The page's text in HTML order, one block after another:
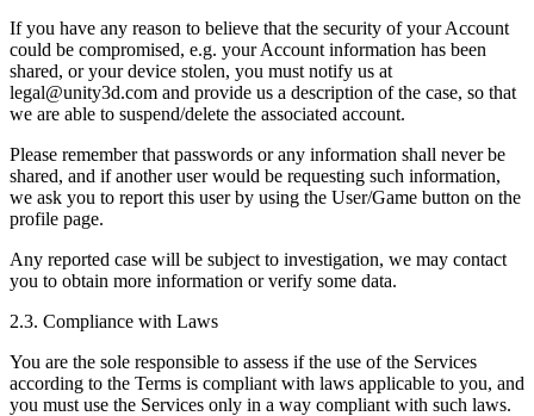
If you have any reason to believe that the security of your Account
could be compromised, e.g. your Account information has been
shared, or your device stolen, you must notify us at
legal@unity3d.com and provide us a description of the case, so that
we are able to suspend/delete the associated account.
Please remember that passwords or any information shall never be
shared, and if another user would be requesting such information,
we ask you to report this user by using the User/Game button on the
profile page.
Any reported case will be subject to investigation, we may contact
you to obtain more information or verify some data.
2.3. Compliance with Laws
You are the sole responsible to assess if the use of the Services
according to the Terms is compliant with laws applicable to you, and
you must use the Services only in a way compliant with such laws.